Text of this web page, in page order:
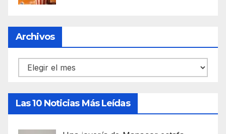
Archivos
Archivos
Las 10 Noticias Más Leídas